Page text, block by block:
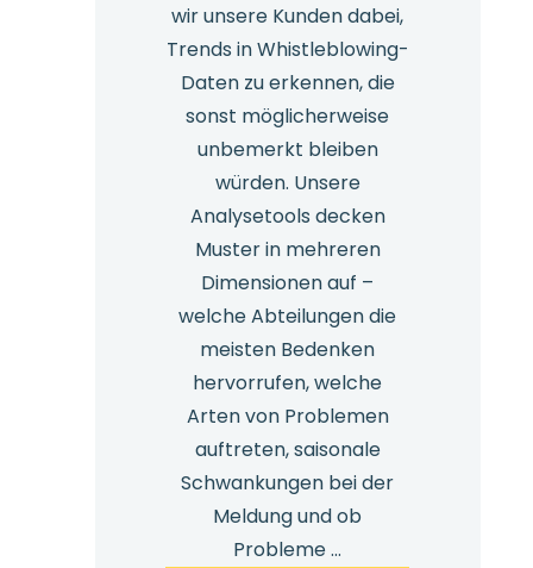
wir unsere Kunden dabei,
Trends in Whistleblowing-
Daten zu erkennen, die
sonst möglicherweise
unbemerkt bleiben
würden. Unsere
Analysetools decken
Muster in mehreren
Dimensionen auf –
welche Abteilungen die
meisten Bedenken
hervorrufen, welche
Arten von Problemen
auftreten, saisonale
Schwankungen bei der
Meldung und ob
Probleme ...